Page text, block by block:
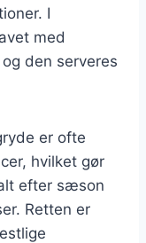
I
med
den serveres
er ofte
hvilket gør
efter sæson
Retten er